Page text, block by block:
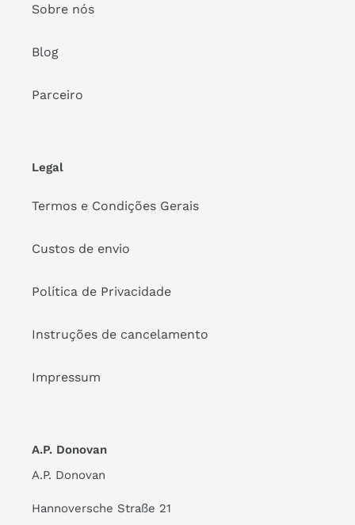
Sobre nós
Blog
Parceiro
Legal
Termos e Condições Gerais
Custos de envio
Política de Privacidade
Instruções de cancelamento
Impressum
A.P. Donovan
A.P. Donovan
Hannoversche Straße 21